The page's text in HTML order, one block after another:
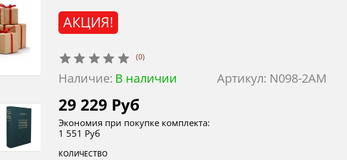
(0)
Артикул: N098-2AM
Наличие: В наличии
АКЦИЯ!
29 229 Руб
Экономия при покупке комплекта:
1 551 Руб
КОЛИЧЕСТВО